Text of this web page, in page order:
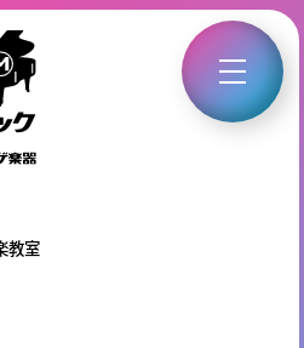
教室